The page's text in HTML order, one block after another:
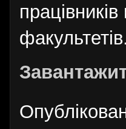
факультетів.